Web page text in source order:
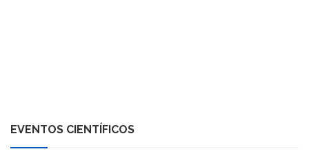
EVENTOS CIENTÍFICOS